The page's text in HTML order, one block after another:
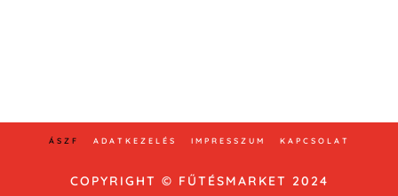
ÁSZF ADATKEZELÉS IMPRESSZUM KAPCSOLAT
COPYRIGHT © FŰTÉSMARKET 2024